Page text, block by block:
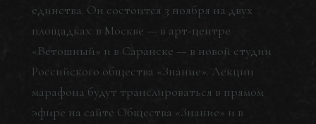
единства. Он состоится 3 ноября на двух
площадках: в Москве — в арт-центре
«Ветошный» и в Саранске — в новой студии
Российского общества «Знание». Лекции
марафона будут транслироваться в прямом
эфире на сайте Общества «Знание» и в